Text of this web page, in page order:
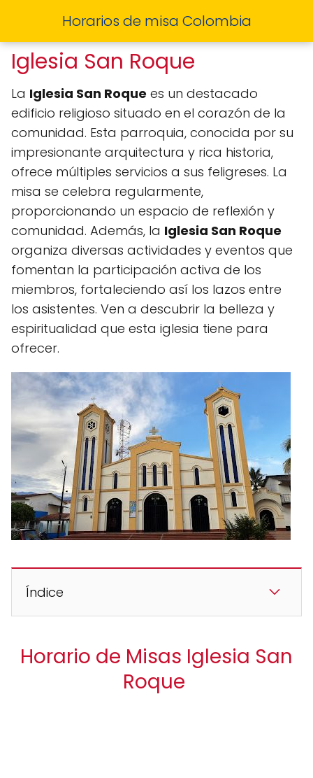
Horarios de misa Colombia
Iglesia San Roque
La Iglesia San Roque es un destacado
edificio religioso situado en el corazón de la
comunidad. Esta parroquia, conocida por su
impresionante arquitectura y rica historia,
ofrece múltiples servicios a sus feligreses. La
misa se celebra regularmente,
proporcionando un espacio de reflexión y
comunidad. Además, la Iglesia San Roque
organiza diversas actividades y eventos que
fomentan la participación activa de los
miembros, fortaleciendo así los lazos entre
los asistentes. Ven a descubrir la belleza y
espiritualidad que esta iglesia tiene para
ofrecer.
Índice
Horario de Misas Iglesia San
Roque